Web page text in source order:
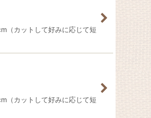
カットして好みに応じて短
カットして好みに応じて短